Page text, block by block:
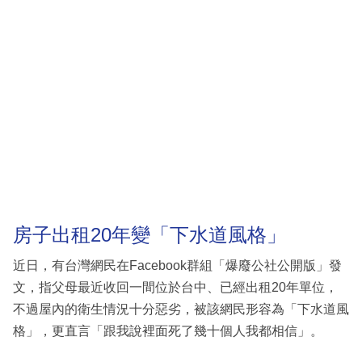
房子出租20年變「下水道風格」
近日，有台灣網民在Facebook群組「爆廢公社公開版」發
文，指父母最近收回一間位於台中、已經出租20年單位，
不過屋內的衛生情況十分惡劣，被該網民形容為「下水道風
格」，更直言「跟我說裡面死了幾十個人我都相信」。